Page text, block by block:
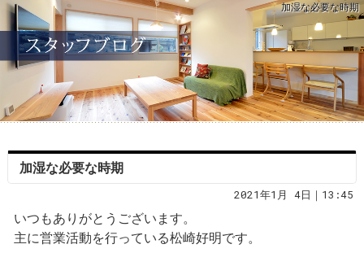
加湿な必要な時期
加湿な必要な時期
2021年1月 4日｜13:45
いつもありがとうございます。
主に営業活動を行っている松崎好明です。